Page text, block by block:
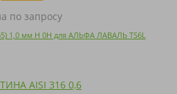
по запросу
1,0 мм H 0H для АЛЬФА ЛАВАЛЬ TS6L